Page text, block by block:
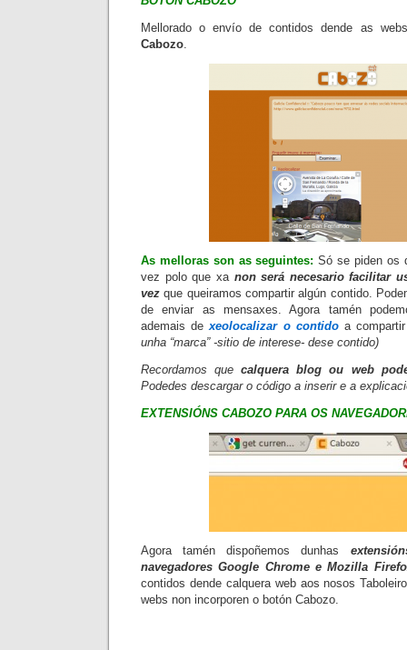
Mellorado o envío de contidos dende as
Cabozo.
As melloras son as seguintes: Só se piden os
vez polo que xa non será necesario facilitar
vez que queiramos compartir algún contido.
de enviar as mensaxes. Agora tamén
ademais dexeolocalizaro contidoa compartir
unha “marca” -sitio de interese- dese contido)
Recordamos quecalquera blog ou web
Podedes descargar o código a inserir e a
EXTENSIÓNS CABOZO PARA OS
Agora tamén dispoñemos dunhas
navegadoresGoogle ChromeeMozilla
contidos dende calquera web aos nosos
webs non incorporen o botón Cabozo.